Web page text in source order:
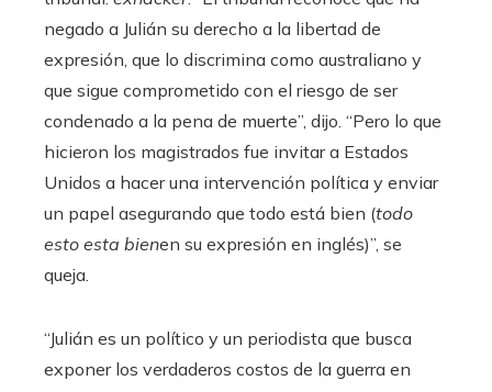
negado a Julián su derecho a la libertad de
expresión, que lo discrimina como australiano y
que sigue comprometido con el riesgo de ser
condenado a la pena de muerte”, dijo. “Pero lo que
hicieron los magistrados fue invitar a Estados
Unidos a hacer una intervención política y enviar
un papel asegurando que todo está bien (todo
esto esta bienen su expresión en inglés)”, se
queja.
“Julián es un político y un periodista que busca
exponer los verdaderos costos de la guerra en